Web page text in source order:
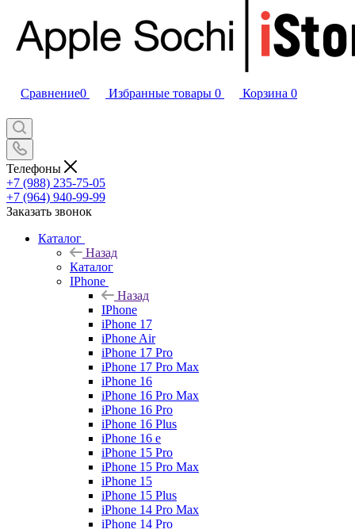
Сравнение0 Избранные товары 0 Корзина 0
Телефоны
+7 (988) 235-75-05
+7 (964) 940-99-99
Заказать звонок
Каталог
Назад
Каталог
IPhone
Назад
IPhone
iPhone 17
iPhone Air
iPhone 17 Pro
iPhone 17 Pro Max
iPhone 16
iPhone 16 Pro Max
iPhone 16 Pro
iPhone 16 Plus
iPhone 16 e
iPhone 15 Pro
iPhone 15 Pro Max
iPhone 15
iPhone 15 Plus
iPhone 14 Pro Max
iPhone 14 Pro